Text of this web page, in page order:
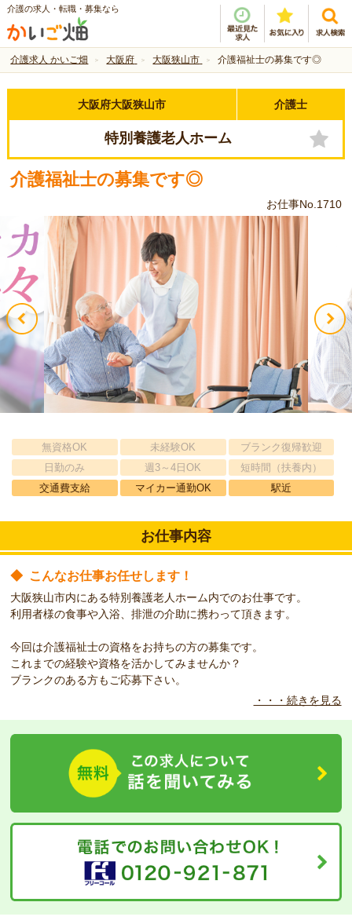
介護の求人・転職・募集なら
介護求人 かいご畑 大阪府 大阪狭山市 介護福祉士の募集です◎
大阪府大阪狭山市 介護士
特別養護老人ホーム
介護福祉士の募集です◎
お仕事No.1710
無資格OK 未経験OK
ブランク復帰歓迎
日勤のみ
週3～4日OK
短時間（扶養内）
交通費支給
マイカー通勤OK 駅近
お仕事内容
◆ こんなお仕事お任せします！
大阪狭山市内にある特別養護老人ホーム内でのお仕事です。
利用者様の食事や入浴、排泄の介助に携わって頂きます。
今回は介護福祉士の資格をお持ちの方の募集です。
これまでの経験や資格を活かしてみませんか？
ブランクのある方もご応募下さい。
・・・続きを見る